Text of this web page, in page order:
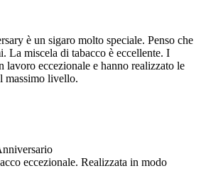
è un sigaro molto speciale. Penso che
La miscela di tabacco è eccellente. I
lavoro eccezionale e hanno realizzato le
massimo livello.
eccezionale. Realizzata in modo